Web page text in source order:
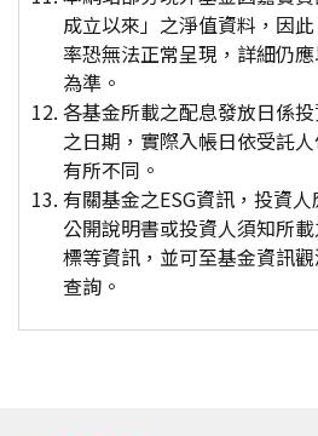
成立以來」之淨值資料，因
率恐無法正常呈現，詳細仍
為準。
各基金所載之配息發放日係
之日期，實際入帳日依受託
有所不同。
有關基金之ESG資訊，投資
公開說明書或投資人須知所
標等資訊，並可至基金資訊
查詢。